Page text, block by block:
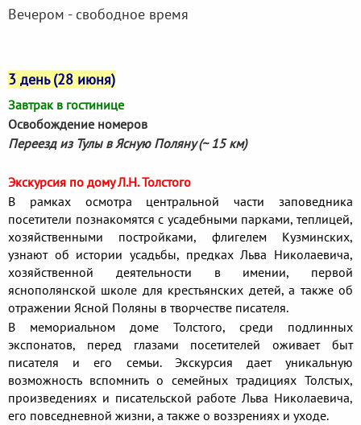
Вечером - свободное время
3 день (28 июня)
Завтрак в гостинице
Освобождение номеров
Переезд из Тулы в Ясную Поляну (~ 15 км)
Экскурсия по дому Л.Н. Толстого
В рамках осмотра центральной части заповедника
посетители познакомятся с усадебными парками, теплицей,
хозяйственными постройками, флигелем Кузминских,
узнают об истории усадьбы, предках Льва Николаевича,
хозяйственной деятельности в имении, первой
яснополянской школе для крестьянских детей, а также об
отражении Ясной Поляны в творчестве писателя.
В мемориальном доме Толстого, среди подлинных
экспонатов, перед глазами посетителей оживает быт
писателя и его семьи. Экскурсия дает уникальную
возможность вспомнить о семейных традициях Толстых,
произведениях и писательской работе Льва Николаевича,
его повседневной жизни, а также о воззрениях и уходе.